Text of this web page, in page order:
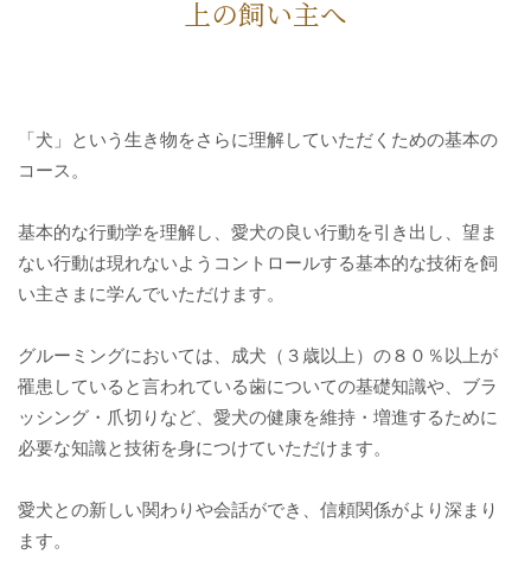
上の飼い主へ
「犬」という生き物をさらに理解していただくための基本の
コース。
基本的な行動学を理解し、愛犬の良い行動を引き出し、望ま
ない行動は現れないようコントロールする基本的な技術を飼
い主さまに学んでいただけます。
グルーミングにおいては、成犬（３歳以上）の８０％以上が
罹患していると言われている歯についての基礎知識や、ブラ
ッシング・爪切りなど、愛犬の健康を維持・増進するために
必要な知識と技術を身につけていただけます。
愛犬との新しい関わりや会話ができ、信頼関係がより深まり
ます。